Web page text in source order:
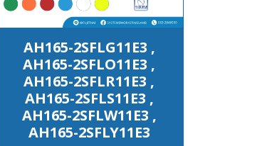
AH165-2SFLG11E3 ,
AH165-2SFLO11E3 ,
AH165-2SFLR11E3 ,
AH165-2SFLS11E3 ,
AH165-2SFLW11E3 ,
AH165-2SFLY11E3